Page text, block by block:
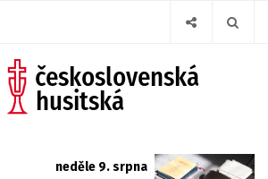
neděle 9. srpna